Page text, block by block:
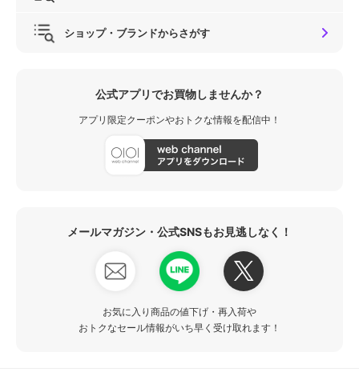
ショップ・ブランドからさがす
公式アプリでお買物しませんか？
アプリ限定クーポンやおトクな情報を配信中！
メールマガジン・公式SNSもお見逃しなく！
お気に入り商品の値下げ・再入荷や
おトクなセール情報がいち早く受け取れます！